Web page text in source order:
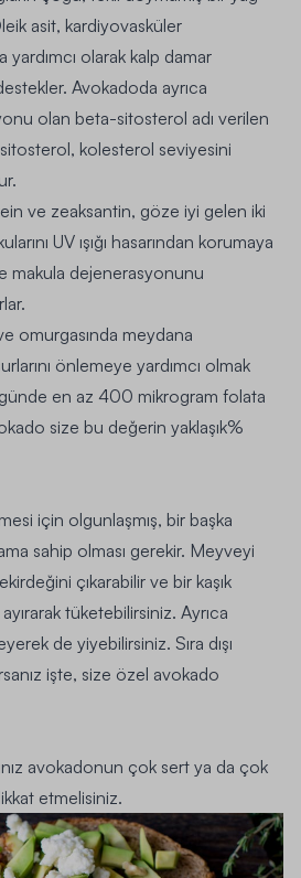
asit, kardiyovasküler
olarak kalp damar
Avokadoda ayrıca
olan beta-sitosterol adı verilen
kolesterol seviyesini
ve zeaksantin, göze iyi gelen iki
UV ışığı hasarından korumaya
makula dejenerasyonunu
omurgasında meydana
önlemeye yardımcı olmak
günde en az 400 mikrogram folata
size bu değerin yaklaşık%
için olgunlaşmış, bir başka
sahip olması gerekir. Meyveyi
çıkarabilir ve bir kaşık
tüketebilirsiniz. Ayrıca
de yiyebilirsiniz. Sıra dışı
işte, size özel avokado
avokadonun çok sert ya da çok
etmelisiniz.